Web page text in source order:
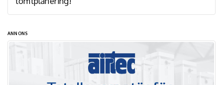
ANNONS